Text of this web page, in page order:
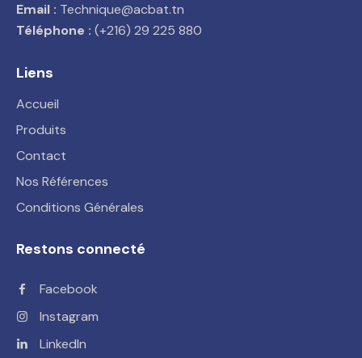
Email : Technique@acbat.tn
Téléphone : (+216) 29 225 880
Liens
Accueil
Produits
Contact
Nos Références
Conditions Générales
Restons connecté
Facebook
Instagram
LinkedIn